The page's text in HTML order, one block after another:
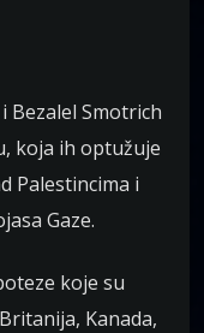
Bezalel Smotrich
koja ih optužuje
Palestincima i
Gaze.
koje su
Kanada,